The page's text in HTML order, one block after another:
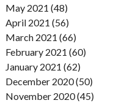
May 2021 (48)
April 2021 (56)
March 2021 (66)
February 2021 (60)
January 2021 (62)
December 2020 (50)
November 2020 (45)